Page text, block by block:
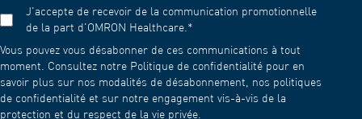
la maille doit être nettoyé après chaque utilisation :
Remplir le récipient à médicaments avec de l'eau et
nébuliser l'eau. Pour éviter que les médicaments ne
sèchent et n'adhèrent aux mailles après utilisation,
nébulisez l'eau pendant 1 à 2 minutes.
Lavez ensuite le capuchon en filet avec un détergent doux
J'accepte de recevoir de la communication promotionnelle
de la part d'OMRON Healthcare. *
Vous pouvez vous désabonner de ces communications à tout
moment. Consultez notre Politique de confidentialité pour en
savoir plus sur nos modalités de désabonnement, nos politiques
de confidentialité et sur notre engagement vis-à-vis de la
protection et du respect de la vie privée.